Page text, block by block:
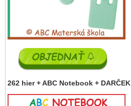
262 hier + ABC Notebook + DARČEK